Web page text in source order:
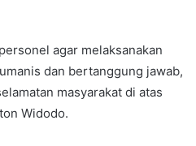
agar melaksanakan
dan bertanggung jawab,
masyarakat di atas
Widodo.